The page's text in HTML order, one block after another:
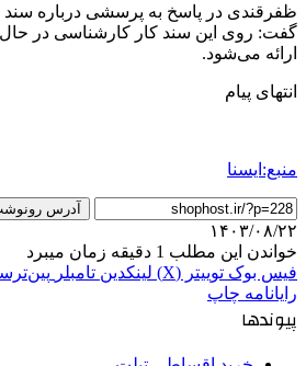
ظفرقندی در پاسخ به پرسشی درباره سند
گفت: روی این سند کار کارشناسی در
ارائه می‌شود.
انتهای پیام
منبع:ایسنا
آدرس
۱۴۰۳/۰۸/۲۲
خواندن این مطلب 1 دقیقه زمان میبرد
فیس بوک توییتر (X) لینکدین ‫تامبلر
رایانامه چاپ
پیوندها